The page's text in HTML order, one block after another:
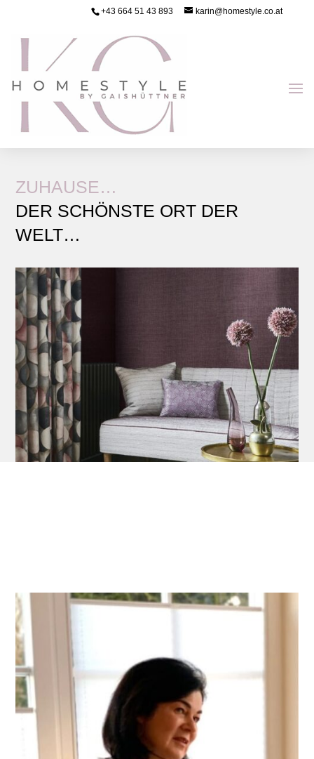
+43 664 51 43 893 karin@homestyle.co.at
ZUHAUSE…
DER SCHÖNSTE ORT DER
WELT…